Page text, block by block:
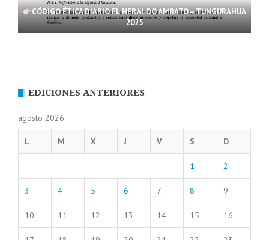
CÓDIGO ÉTICA DIARIO EL HERALDO AMBATO – TUNGURAHUA
2025
EDICIONES ANTERIORES
agosto 2026
L M X J V S D
1 2
3 4 5 6 7 8 9
10 11 12 13 14 15 16